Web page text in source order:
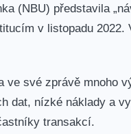
(NBU) představila
v listopadu 2022.
ve své zprávě mnoho
dat, nízké náklady a
transakcí.